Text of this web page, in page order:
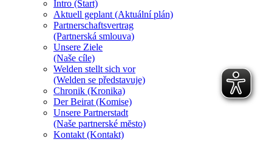
Intro (Start)
Aktuell geplant (Aktuální plán)
Partnerschaftsvertrag
(Partnerská smlouva)
Unsere Ziele
(Naše cíle)
Welden stellt sich vor
(Welden se představuje)
Chronik (Kronika)
Der Beirat (Komise)
Unsere Partnerstadt
(Naše partnerské mĕsto)
Kontakt (Kontakt)